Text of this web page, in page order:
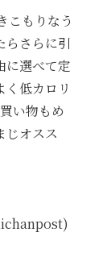
こもりなう
らさらに引
に選べて定
低カロリ
い物もめ
じオスス